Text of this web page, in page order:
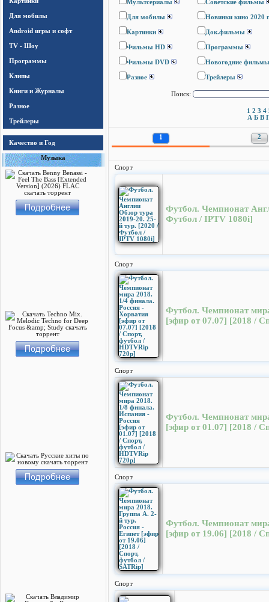
Для мобилы
Android игры и софт
TV - Шоу
Программы
Клипы
Книги и Журналы
Разное
Трейлеры
Качество и Год
Музыка
Мультсериалы Cоветские фильмы
Для мобилы Новинки кино 2020
Картинки Док.фильмы
Фильмы HD Программы
Фильмы DVD Новогодние фильмы
Разное Трейлеры
Поиск:
1 2 3 4
А Б В
1 2
Спорт
Футбол. Чемпионат
Футбол / IPTV 1080i]
Спорт
Футбол. Чемпионат
[эфир от 07.07] [2018 /
Спорт
Футбол. Чемпионат
[эфир от 01.07] [2018 /
Спорт
Футбол. Чемпионат
[эфир от 19.06] [2018 /
Спорт